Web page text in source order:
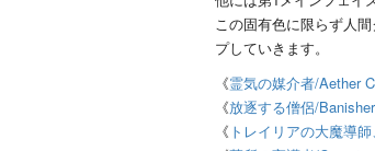
この固有色に限らず人
プしていきます。
《霊気の媒介者/Aether
《放逐する僧侶/
《 トレイリアの大魔導